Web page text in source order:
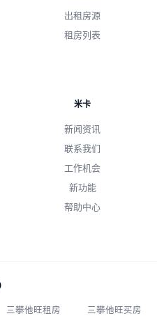
出租房源
租房列表
米卡
新闻资讯
联系我们
工作机会
新功能
帮助中心
三攀他旺租房 三攀他旺买房